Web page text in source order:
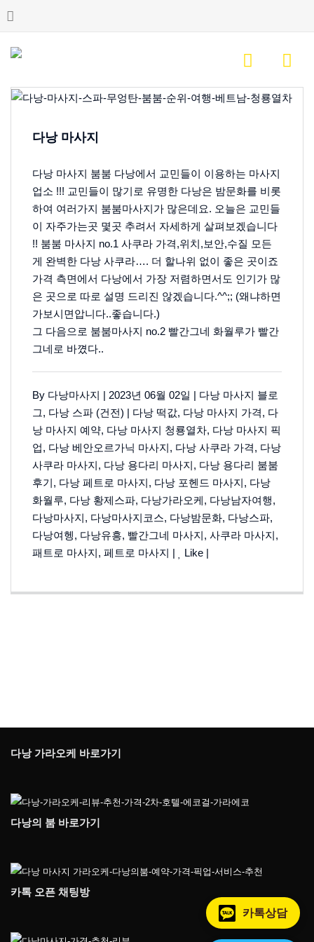
다낭 마사지
다낭 마사지 붐붐 다낭에서 교민들이 이용하는 마사지
업소 !!! 교민들이 많기로 유명한 다낭은 밤문화를 비롯
하여 여러가지 붐붐마사지가 많은데요. 오늘은 교민들
이 자주가는곳 몇곳 추려서 자세하게 살펴보겠습니다
!! 붐붐 마사지 no.1 사쿠라 가격,위치,보안,수질 모든
게 완벽한 다낭 사쿠라…. 더 할나위 없이 좋은 곳이죠
가격 측면에서 다낭에서 가장 저렴하면서도 인기가 많
은 곳으로 따로 설명 드리진 않겠습니다.^^;; (왜냐하면
가보시면압니다..좋습니다.)
그 다음으로 붐붐마사지 no.2 빨간그네 화월루가 빨간
그네로 바꼈다..
By 다낭마사지 | 2023년 06월 02일 | 다낭 마사지 블로
그, 다낭 스파 (건전) | 다낭 떡값, 다낭 마사지 가격, 다
낭 마사지 예약, 다낭 마사지 청룡열차, 다낭 마사지 픽
업, 다낭 베안오르가닉 마사지, 다낭 사쿠라 가격, 다낭
사쿠라 마사지, 다낭 용다리 마사지, 다낭 용다리 붐붐
후기, 다낭 페트로 마사지, 다낭 포헨드 마사지, 다낭
화월루, 다낭 황제스파, 다낭가라오케, 다낭남자여행,
다낭마사지, 다낭마사지코스, 다낭밤문화, 다낭스파,
다낭여헹, 다낭유흥, 빨간그네 마사지, 사쿠라 마사지,
패트로 마사지, 페트로 마사지 | Like |
다낭 가라오케 바로가기
다낭의 붐 바로가기
카톡 오픈 채팅방
카톡상담